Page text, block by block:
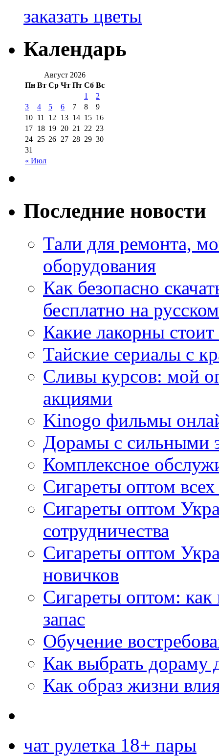
заказать цветы
Календарь
Август 2026
Пн Вт Ср Чт Пт Сб Вс
« Июл
1
2
3
4 5 6 7 8
9
10 11 12 13 14 15 16
17 18 19 20 21 22 23
24 25 26 27 28 29 30
31
Последние новости
Тали для ремонта,
оборудования
Как безопасно
бесплатно на
Какие лакорны
Тайские сериалы с
Сливы курсов: мой
акциями
Kinogo фильмы
Дорамы с сильными
Комплексное
Сигареты оптом
Сигареты оптом
сотрудничества
Сигареты оптом
новичков
Сигареты оптом:
запас
Обучение
Как выбрать дораму
Как образ жизни
чат рулетка 18+ пары